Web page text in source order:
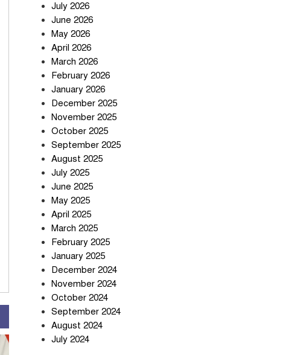
July 2026
June 2026
May 2026
April 2026
March 2026
February 2026
January 2026
December 2025
November 2025
October 2025
September 2025
August 2025
July 2025
June 2025
May 2025
April 2025
March 2025
February 2025
January 2025
December 2024
November 2024
October 2024
September 2024
August 2024
July 2024